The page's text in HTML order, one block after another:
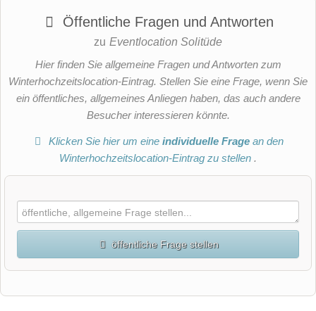
Öffentliche Fragen und Antworten
zu Eventlocation Solitüde
Hier finden Sie allgemeine Fragen und Antworten zum
Winterhochzeitslocation-Eintrag. Stellen Sie eine Frage, wenn Sie
ein öffentliches, allgemeines Anliegen haben, das auch andere
Besucher interessieren könnte.
Klicken Sie hier um eineindividuelle Frage an den
Winterhochzeitslocation-Eintrag zu stellen .
öffentliche Frage stellen